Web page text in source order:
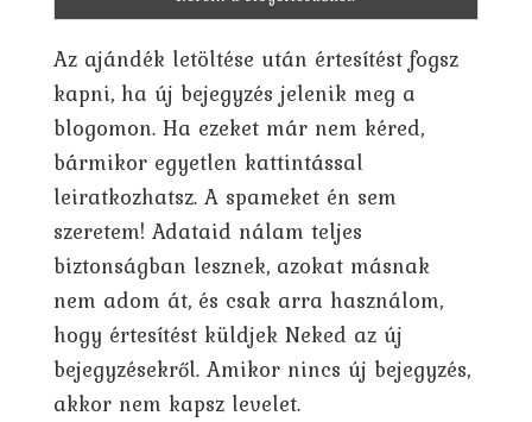
Az ajándék letöltése után értesítést fogsz
kapni, ha új bejegyzés jelenik meg a
blogomon. Ha ezeket már nem kéred,
bármikor egyetlen kattintással
leiratkozhatsz. A spameket én sem
szeretem! Adataid nálam teljes
biztonságban lesznek, azokat másnak
nem adom át, és csak arra használom,
hogy értesítést küldjek Neked az új
bejegyzésekről. Amikor nincs új bejegyzés,
akkor nem kapsz levelet.